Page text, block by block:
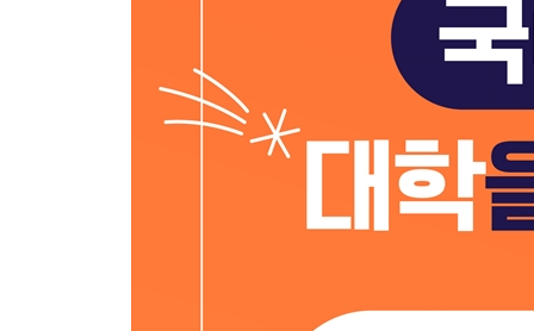
국어 교과서의 개념은 수학 공식처럼 외워야 한다
효과 만점 국어 문제집 활용법
서술형 문제 제대로 준비하기
고등학생이 고쳐야 할 공부 습관
내신과 모의고사 두 마리 토끼 잡기